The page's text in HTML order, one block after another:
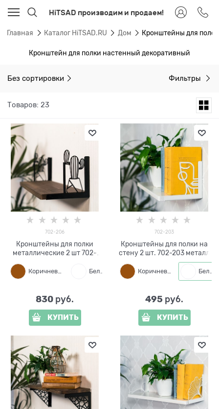
HiTSAD производим и продаем!
Главная Каталог HiTSAD.RU Дом Кронштейны для
Кронштейн для полки настенный декоративный
Без сортировки Фильтры
Товаров: 23
702-206
Кронштейны для полки
металлические 2 шт 702-
Коричневый Белый Черный
830 руб.
КУПИТЬ
702-203
Кронштейны для полки на
стену 2 шт. 702-203 металл
Коричневый Белый
495 руб.
КУПИТЬ